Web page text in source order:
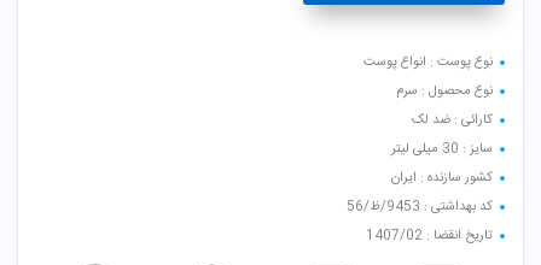
نوع پوست : انواع پوست
نوع محصول : سرم
کارائی : ضد لک
سایز : 30 میلی لیتر
کشور سازنده : ایران
کد بهداشتی : 9453/ظ/56
تاریخ انقضا : 1407/02